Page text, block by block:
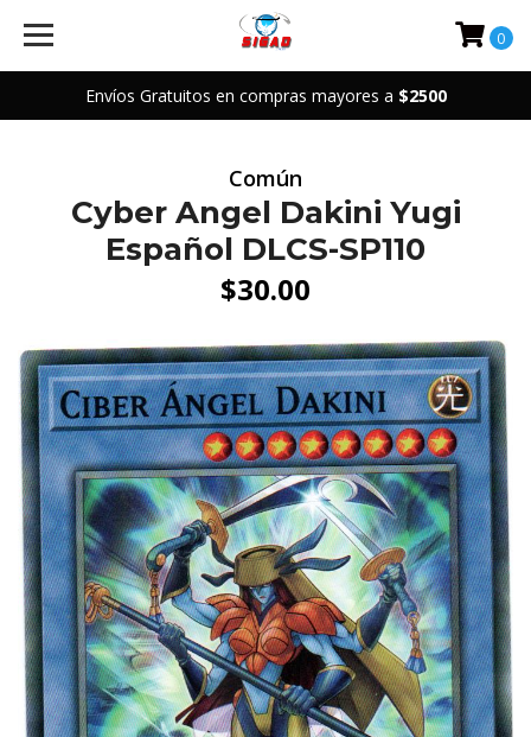
Envíos Gratuitos en compras mayores a $2500
0
Común
Cyber Angel Dakini Yugi
Español DLCS-SP110
$30.00